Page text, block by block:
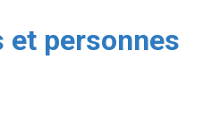
et personnes